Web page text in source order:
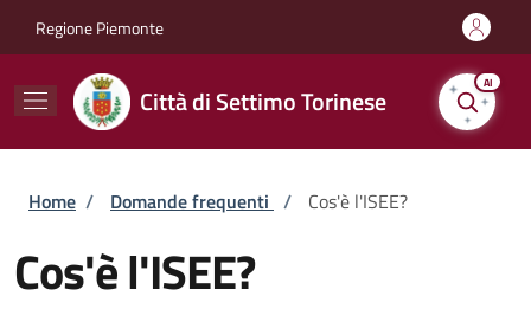
Regione Piemonte
Città di Settimo Torinese
AI
Briciole di pane
Home / Domande frequenti / Cos'è l'ISEE?
Cos'è l'ISEE?